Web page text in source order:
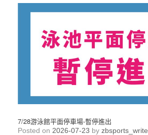
7/28游泳館平面停車場-暫停進出
Posted on 2026-07-23 by zbsports_write